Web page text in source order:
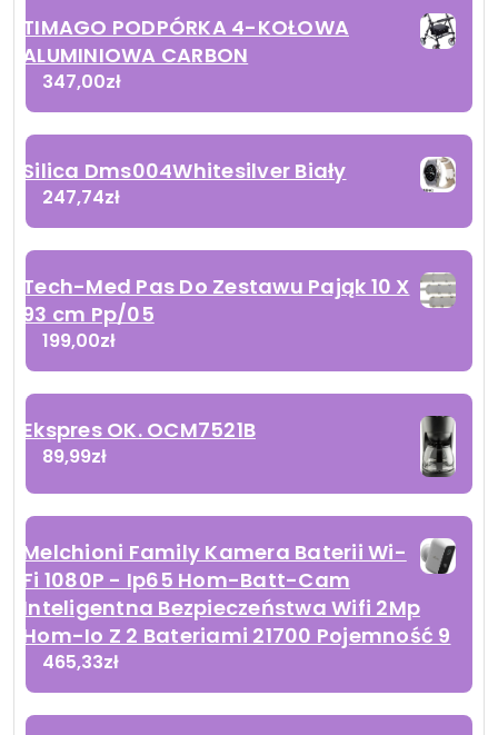
TIMAGO PODPÓRKA 4-KOŁOWA
ALUMINIOWA CARBON
347,00zł
Silica Dms004Whitesilver Biały
247,74zł
Tech-Med Pas Do Zestawu Pająk 10 X
93 cm Pp/05
199,00zł
Ekspres OK. OCM7521B
89,99zł
Melchioni Family Kamera Baterii Wi-
Fi 1080P - Ip65 Hom-Batt-Cam
Inteligentna Bezpieczeństwa Wifi 2Mp
Hom-Io Z 2 Bateriami 21700 Pojemność 9
465,33zł